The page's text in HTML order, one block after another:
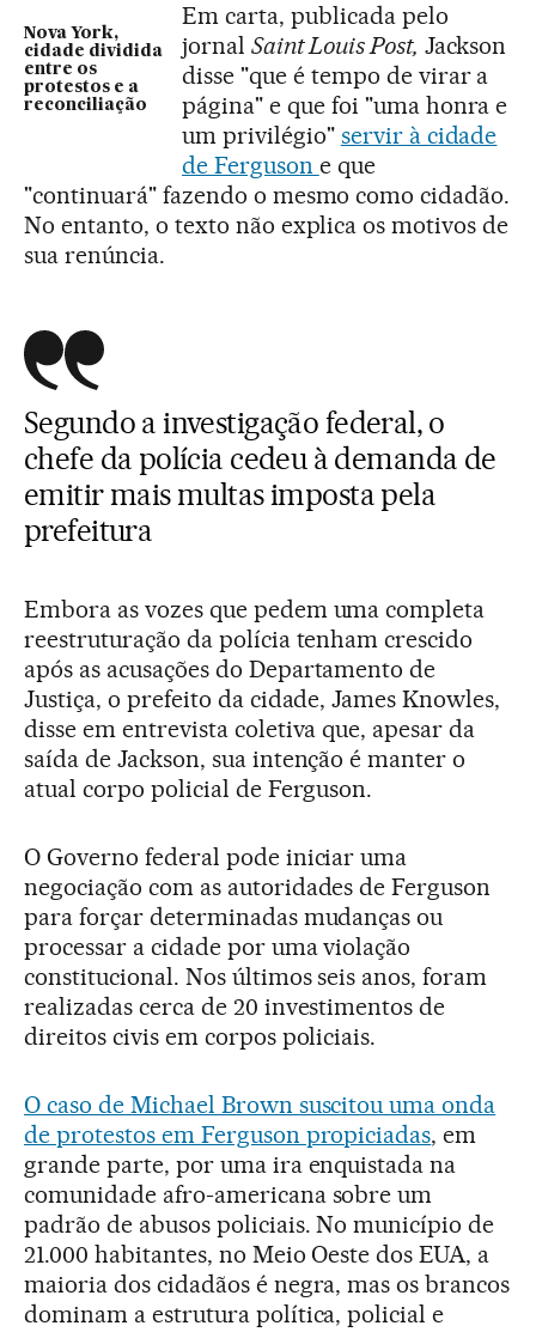
Nova York,
cidade dividida
entre os
protestos e a
reconciliação
Em carta, publicada pelo
jornal Saint Louis Post, Jackson
disse "que é tempo de virar a
página" e que foi "uma honra e
um privilégio" servir à cidade
de Ferguson e que
"continuará" fazendo o mesmo como cidadão.
No entanto, o texto não explica os motivos de
sua renúncia.
Segundo a investigação federal, o
chefe da polícia cedeu à demanda de
emitir mais multas imposta pela
prefeitura
Embora as vozes que pedem uma completa
reestruturação da polícia tenham crescido
após as acusações do Departamento de
Justiça, o prefeito da cidade, James Knowles,
disse em entrevista coletiva que, apesar da
saída de Jackson, sua intenção é manter o
atual corpo policial de Ferguson.
O Governo federal pode iniciar uma
negociação com as autoridades de Ferguson
para forçar determinadas mudanças ou
processar a cidade por uma violação
constitucional. Nos últimos seis anos, foram
realizadas cerca de 20 investimentos de
direitos civis em corpos policiais.
O caso de Michael Brown suscitou uma onda
de protestos em Ferguson propiciadas, em
grande parte, por uma ira enquistada na
comunidade afro-americana sobre um
padrão de abusos policiais. No município de
21.000 habitantes, no Meio Oeste dos EUA, a
maioria dos cidadãos é negra, mas os brancos
dominam a estrutura política, policial e